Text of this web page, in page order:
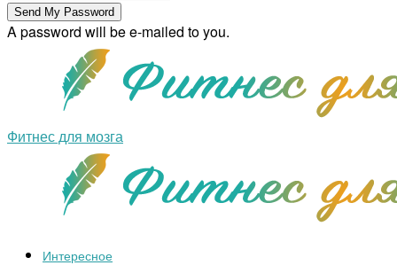
A password will be e-mailed to you.
Фитнес для мозга
Интересное